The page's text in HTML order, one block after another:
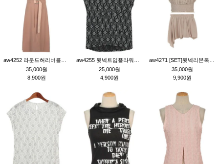
35,000원
8,900원
25,000원
4,900원
35,000원
9,900원